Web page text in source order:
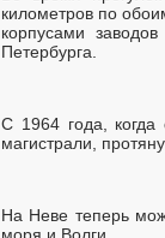
километров по
корпусами
Петербурга.
С 1964 года,
магистрали,
На Неве теперь